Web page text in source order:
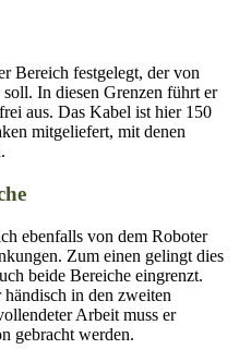
Bereich festgelegt, der von
In diesen Grenzen führt er
aus. Das Kabel ist hier 150
mitgeliefert, mit denen
ebenfalls von dem Roboter
Zum einen gelingt dies
beide Bereiche eingrenzt.
in den zweiten
Arbeit muss er
gebracht werden.